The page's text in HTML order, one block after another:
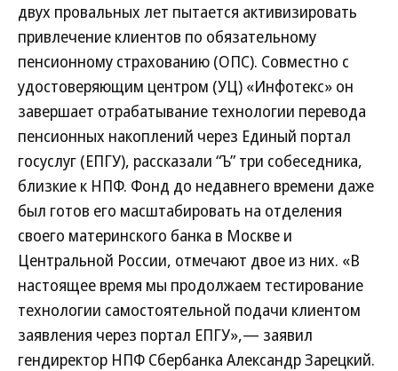
двух провальных лет пытается активизировать
привлечение клиентов по обязательному
пенсионному страхованию (ОПС). Совместно с
удостоверяющим центром (УЦ) «Инфотекс» он
завершает отрабатывание технологии перевода
пенсионных накоплений через Единый портал
госуслуг (ЕПГУ), рассказали “Ъ” три собеседника,
близкие к НПФ. Фонд до недавнего времени даже
был готов его масштабировать на отделения
своего материнского банка в Москве и
Центральной России, отмечают двое из них. «В
настоящее время мы продолжаем тестирование
технологии самостоятельной подачи клиентом
заявления через портал ЕПГУ»,— заявил
гендиректор НПФ Сбербанка Александр Зарецкий.